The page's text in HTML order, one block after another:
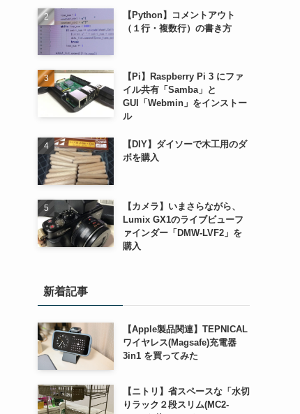
【Python】コメントアウト
（１行・複数行）の書き方
【Pi】Raspberry Pi 3 にファ
イル共有「Samba」と
GUI「Webmin」をインストー
ル
【DIY】ダイソーで木工用のダ
ボを購入
【カメラ】いまさらながら、
Lumix GX1のライブビューフ
ァインダー「DMW-LVF2」を
購入
新着記事
【Apple製品関連】TEPNICAL
ワイヤレス(Magsafe)充電器
3in1 を買ってみた
【ニトリ】省スペースな「水切
りラック２段スリム(MC2-